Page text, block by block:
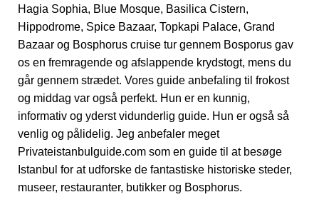
Hagia Sophia, Blue Mosque, Basilica Cistern,
Hippodrome, Spice Bazaar, Topkapi Palace, Grand
Bazaar og Bosphorus cruise tur gennem Bosporus gav
os en fremragende og afslappende krydstogt, mens du
går gennem strædet. Vores guide anbefaling til frokost
og middag var også perfekt. Hun er en kunnig,
informativ og yderst vidunderlig guide. Hun er også så
venlig og pålidelig. Jeg anbefaler meget
Privateistanbulguide.com som en guide til at besøge
Istanbul for at udforske de fantastiske historiske steder,
museer, restauranter, butikker og Bosphorus.